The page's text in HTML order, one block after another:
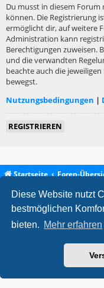
Diese Website nutzt
bestmöglichen
bieten. Mehr erfahren
Du musst in diesem
können. Die Registrierung
ermöglicht dir, auf weitere
Administration kann
Berechtigungen zuweisen.
und die verwandten
beachte auch die
bewegst.
Nutzungsbedingungen |
REGISTRIEREN
Startseite Foren-
metrolike style byEric
Powered by